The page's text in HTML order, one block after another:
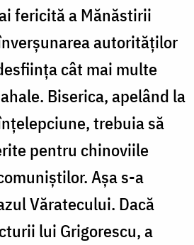
fericită a Mănăstirii
autorităţilor
cât mai multe
Biserica, apelând la
trebuia să
pentru chinoviile
Așa s-a
Văratecului. Dacă
lui Grigorescu, a